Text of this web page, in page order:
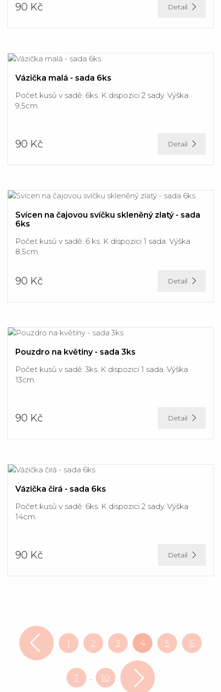
90 Kč Detail
Vázička malá - sada 6ks
Počet kusů v sadě: 6ks. K dispozici 2 sady. Výška
9,5cm.
90 Kč Detail
Svícen na čajovou svíčku skleněný zlatý - sada
6ks
Počet kusů v sadě: 6 ks. K dispozici 1 sada. Výška
8,5cm.
90 Kč Detail
Pouzdro na květiny - sada 3ks
Počet kusů v sadě: 3ks. K dispozici 1 sada. Výška
13cm.
90 Kč Detail
Vázička čirá - sada 6ks
Počet kusů v sadě: 6ks. K dispozici 2 sady. Výška
14cm.
90 Kč Detail
1 2 3 4 5 6
7 10